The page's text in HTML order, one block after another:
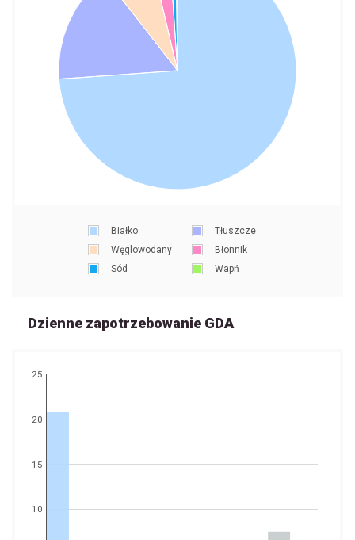
Białko
Tłuszcze
Węglowodany
Błonnik
Sód
Wapń
Dzienne zapotrzebowanie GDA
10
15
20
25